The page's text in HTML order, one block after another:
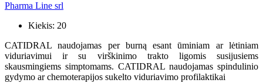
Pharma Line srl
Kiekis: 20
CATIDRAL naudojamas per burną esant ūminiam ar lėtiniam
viduriavimui ir su virškinimo trakto ligomis susijusiems
skausmingiems simptomams. CATIDRAL naudojamas spindulinio
gydymo ar chemoterapijos sukelto viduriavimo profilaktikai